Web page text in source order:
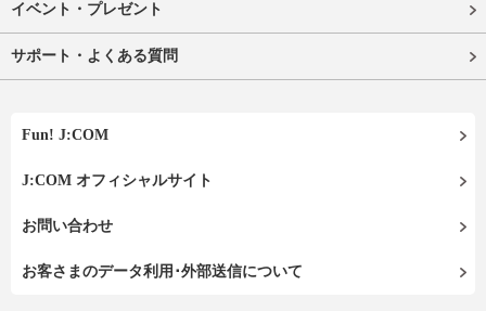
イベント・プレゼント
サポート・よくある質問
Fun! J:COM
J:COM オフィシャルサイト
お問い合わせ
お客さまのデータ利用･外部送信について